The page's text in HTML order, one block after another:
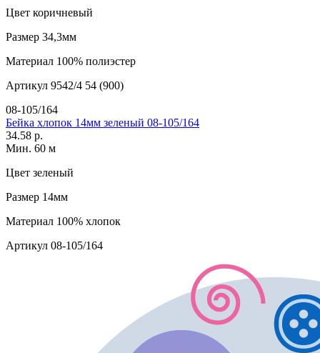
Цвет коричневый
Размер 34,3мм
Материал 100% полиэстер
Артикул 9542/4 54 (900)
08-105/164
Бейка хлопок 14мм зеленый 08-105/164
34.58 р.
Мин. 60 м
Цвет зеленый
Размер 14мм
Материал 100% хлопок
Артикул 08-105/164